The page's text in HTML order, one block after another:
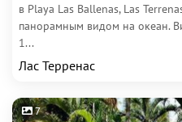
в Playa Las Ballenas, Las
панорамным видом на океан.
1...
Лас Терренас
7